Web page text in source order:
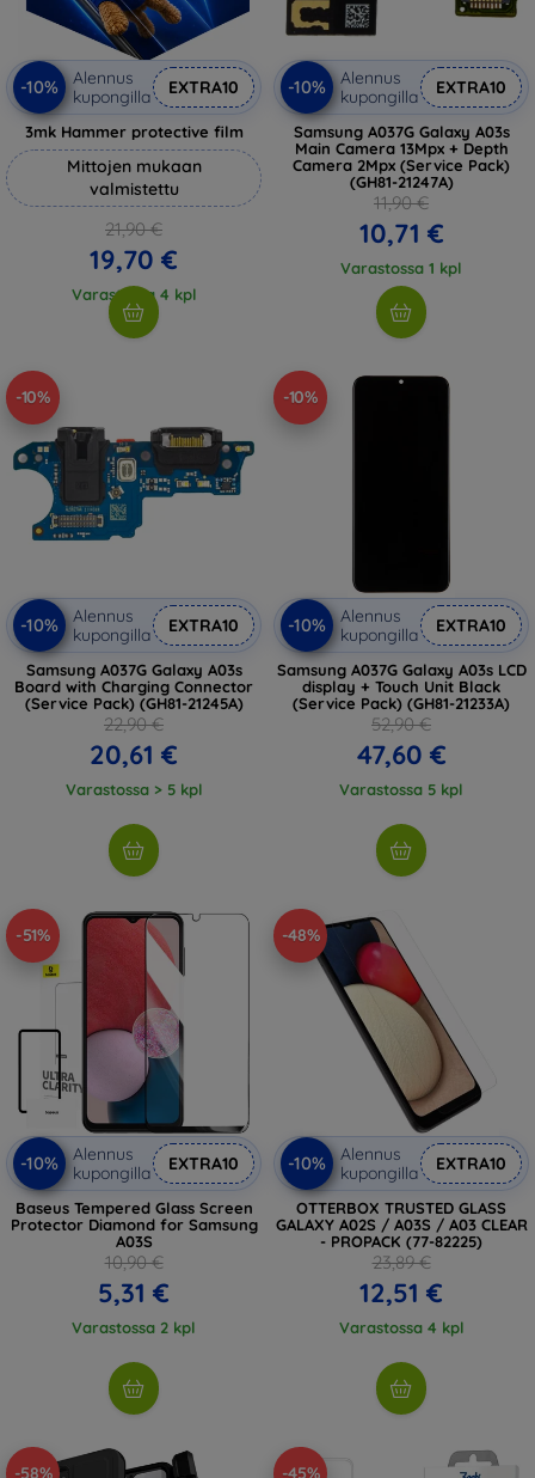
-10%
Alennus
kupongilla
EXTRA10
3mk Hammer protective film
Mittojen mukaan
valmistettu
21,90 €
19,70 €
Varastossa 4 kpl
-10%
Alennus
kupongilla
EXTRA10
Samsung A037G Galaxy A03s
Main Camera 13Mpx + Depth
Camera 2Mpx (Service Pack)
(GH81-21247A)
11,90 €
10,71 €
Varastossa 1 kpl
-10%
-10%
Alennus
kupongilla
EXTRA10
Samsung A037G Galaxy A03s
Board with Charging Connector
(Service Pack) (GH81-21245A)
22,90 €
20,61 €
Varastossa > 5 kpl
-10%
-10%
Alennus
kupongilla
EXTRA10
Samsung A037G Galaxy A03s LCD
display + Touch Unit Black
(Service Pack) (GH81-21233A)
52,90 €
47,60 €
Varastossa 5 kpl
-51%
-10%
Alennus
kupongilla
EXTRA10
Baseus Tempered Glass Screen
Protector Diamond for Samsung
A03S
10,90 €
5,31 €
Varastossa 2 kpl
-48%
-10%
Alennus
kupongilla
EXTRA10
OTTERBOX TRUSTED GLASS
GALAXY A02S / A03S / A03 CLEAR
- PROPACK (77-82225)
23,89 €
12,51 €
Varastossa 4 kpl
-58% -45%